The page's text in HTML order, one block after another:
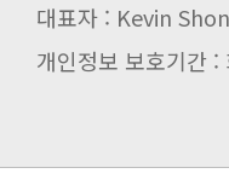
대표자 : Kevin
개인정보 보호기간 :